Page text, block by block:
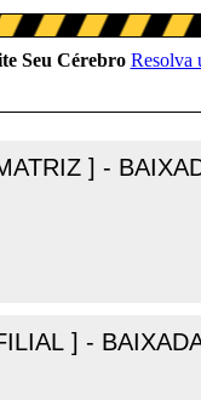
] -
] -